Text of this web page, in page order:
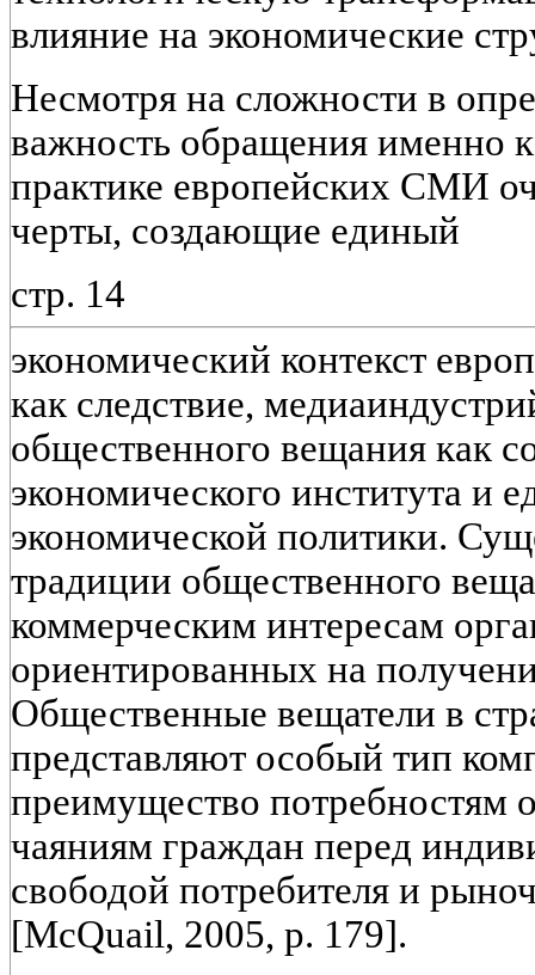
влияние на экономические
Несмотря на сложности в
важность обращения именно
практике европейских СМИ
черты, создающие единый
стр. 14
экономический контекст
как следствие,
общественного вещания как
экономического института и
экономической политики.
традиции общественного
коммерческим интересам
ориентированных на
Общественные вещатели в
представляют особый тип
преимущество потребностям
чаяниям граждан перед
свободой потребителя и
[McQuail, 2005, р. 179].